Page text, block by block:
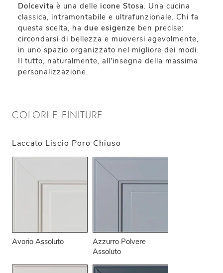
Dolcevita è una delle icone Stosa. Una cucina
classica, intramontabile e ultrafunzionale. Chi fa
questa scelta, ha due esigenze ben precise:
circondarsi di bellezza e muoversi agevolmente,
in uno spazio organizzato nel migliore dei modi.
Il tutto, naturalmente, all’insegna della massima
personalizzazione.
COLORI E FINITURE
Laccato Liscio Poro Chiuso
Avorio Assoluto
Azzurro Polvere
Assoluto